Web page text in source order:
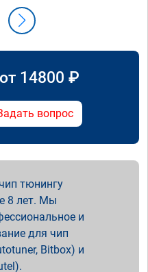
14800 ₽
вопрос
тюнингу
8 лет. Мы
и
для чип
Bitbox) и